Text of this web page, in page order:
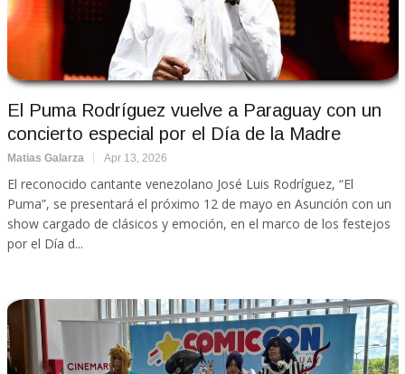
El Puma Rodríguez vuelve a Paraguay con un
concierto especial por el Día de la Madre
Matias Galarza Apr 13, 2026
El reconocido cantante venezolano José Luis Rodríguez, “El
Puma”, se presentará el próximo 12 de mayo en Asunción con un
show cargado de clásicos y emoción, en el marco de los festejos
por el Día d...